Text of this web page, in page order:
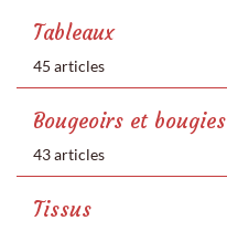
Tableaux
45 articles
Bougeoirs et bougies
43 articles
Tissus